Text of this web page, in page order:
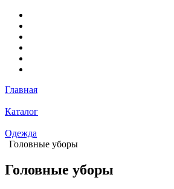
Главная
Каталог
Одежда
Головные уборы
Головные уборы